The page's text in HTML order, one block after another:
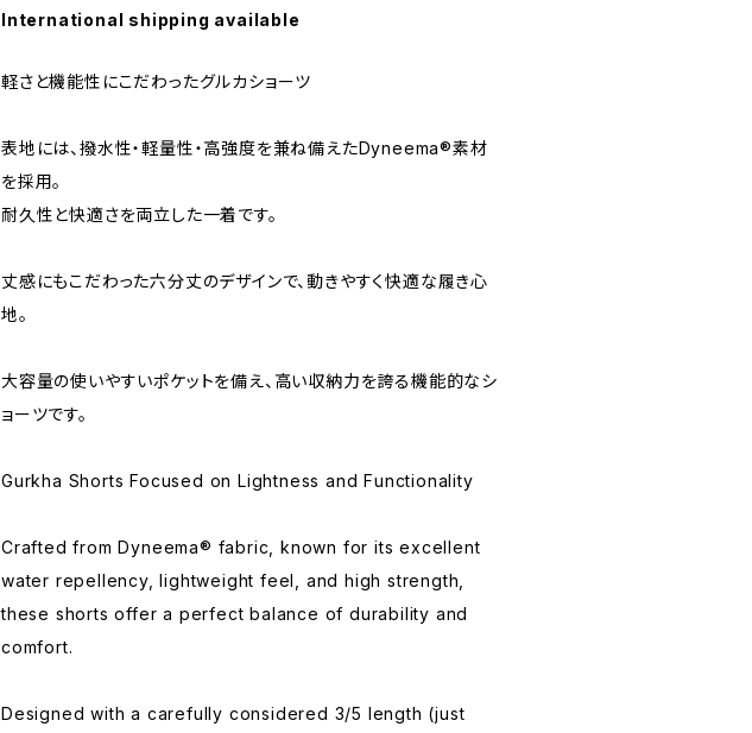
International shipping available
軽さと機能性にこだわったグルカショーツ
表地には、撥水性・軽量性・高強度を兼ね備えたDyneema®素材
を採用。
耐久性と快適さを両立した一着です。
丈感にもこだわった六分丈のデザインで、動きやすく快適な履き心
地。
大容量の使いやすいポケットを備え、高い収納力を誇る機能的なシ
ョーツです。
Gurkha Shorts Focused on Lightness and Functionality
Crafted from Dyneema® fabric, known for its excellent
water repellency, lightweight feel, and high strength,
these shorts offer a perfect balance of durability and
comfort.
Designed with a carefully considered 3/5 length (just